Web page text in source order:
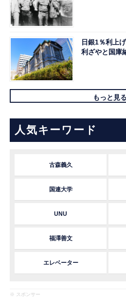
日銀1％利上
利ざやと国庫
もっと見る
人気キーワード
古森義久
国連大学
UNU
福澤善文
エレベーター
※ スポンサー